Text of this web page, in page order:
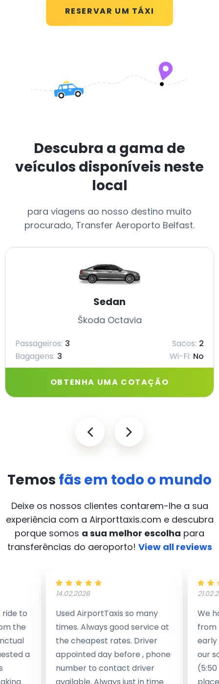
RESERVAR UM TÁXI
Descubra a gama de
veículos disponíveis neste
local
para viagens ao nosso destino muito
procurado, Transfer Aeroporto Belfast.
Sedan
Škoda Octavia
Passageiros: 3 Sacos: 2
Bagagens: 3 Wi-Fi: No
OBTENHA UMA COTAÇÃO
Temos fãs em todo o mundo
Deixe os nossos clientes contarem-lhe a sua
experiência com a Airporttaxis.com e descubra
porque somos a sua melhor escolha para
transferências do aeroporto! View all reviews
to
the
a
14.02.2026
Used AirportTaxis so many
times. Always good service at
the cheapest rates. Driver
appointed day before , phone
number to contact driver
We
from
early
our